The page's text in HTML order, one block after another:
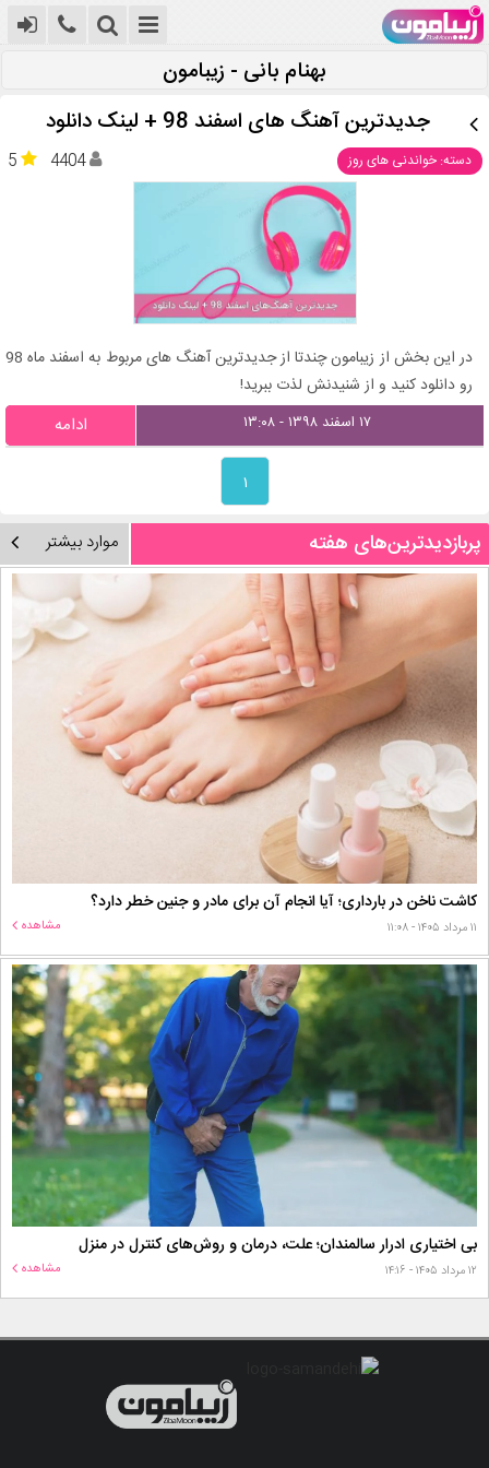
بهنام بانی - زیبامون
جدیدترین آهنگ های اسفند 98 + لینک دانلود
دسته: خواندنی های روز 5 4404
در این بخش از زیبامون چندتا از جدیدترین آهنگ های مربوط به اسفند ماه 98
رو دانلود کنید و از شنیدنش لذت ببرید!
۱۷ اسفند ۱۳۹۸ - ۱۳:۰۸ ادامه
۱
پربازدیدترین‌های هفته موارد بیشتر
کاشت ناخن در بارداری؛ آیا انجام آن برای مادر و جنین خطر دارد؟
۱۱ مرداد ۱۴۰۵ - ۱۱:۰۸ مشاهده
بی اختیاری ادرار سالمندان؛ علت، درمان و روش‌های کنترل در منزل
۱۲ مرداد ۱۴۰۵ - ۱۴:۱۶ مشاهده